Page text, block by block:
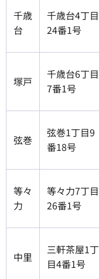
千歳
台
千歳台4丁目
24番1号
塚戸
千歳台6丁目
7番1号
弦巻
弦巻1丁目9
番18号
等々
力
等々力7丁目
26番1号
中里
三軒茶屋1丁
目4番1号